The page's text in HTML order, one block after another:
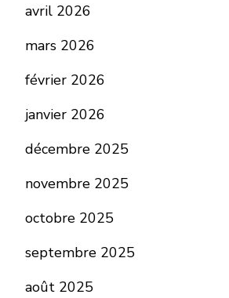
avril 2026
mars 2026
février 2026
janvier 2026
décembre 2025
novembre 2025
octobre 2025
septembre 2025
août 2025